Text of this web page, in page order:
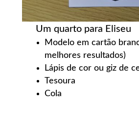
Um quarto para Eliseu
Modelo em cartão
melhores resultados)
Lápis de cor ou giz de
Tesoura
Cola